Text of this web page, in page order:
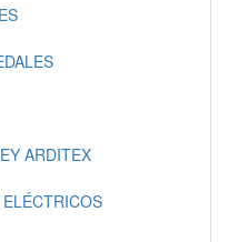
ARDITEX